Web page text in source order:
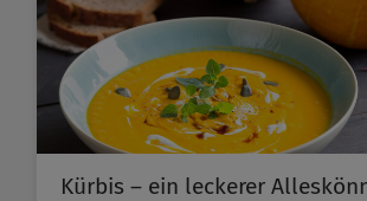
Kürbis – ein leckerer